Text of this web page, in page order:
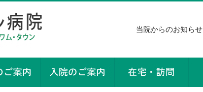
当院からのお知らせ